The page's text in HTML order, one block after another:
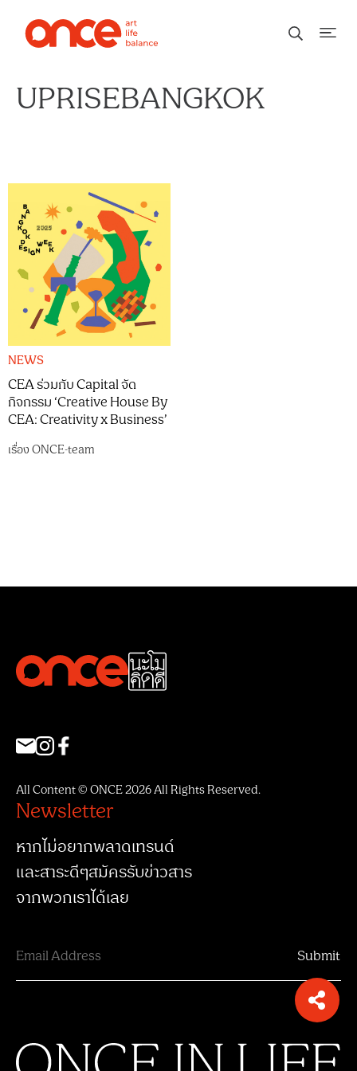
UPRISEBANGKOK
NEWS
CEA ร่วมกับ Capital จัด
กิจกรรม ‘Creative House By
CEA: Creativity x Business’
เรื่องONCE-team
All Content © ONCE 2026 All Rights Reserved.
Newsletter
หากไม่อยากพลาดเทรนด์
และสาระดีๆสมัครรับข่าวสาร
จากพวกเราได้เลย